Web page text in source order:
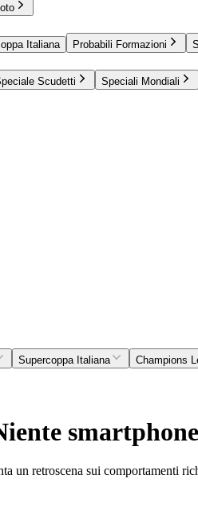
Italiana Probabili Formazioni
Scudetti Speciali Mondiali
Supercoppa Italiana Champions
un retroscena sui comportamenti